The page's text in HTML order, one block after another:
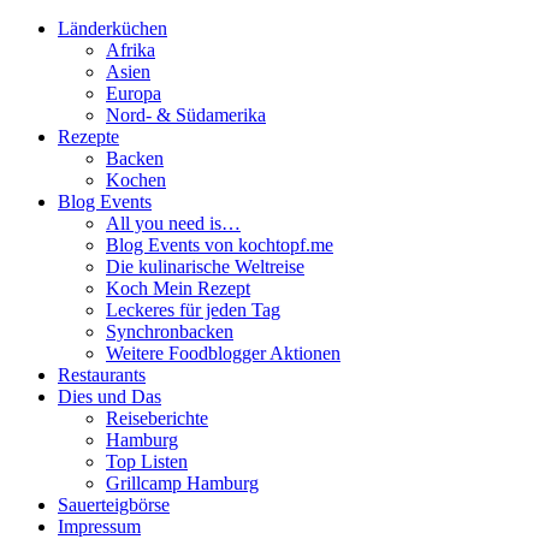
Länderküchen
Afrika
Asien
Europa
Nord- & Südamerika
Rezepte
Backen
Kochen
Blog Events
All you need is…
Blog Events von kochtopf.me
Die kulinarische Weltreise
Koch Mein Rezept
Leckeres für jeden Tag
Synchronbacken
Weitere Foodblogger Aktionen
Restaurants
Dies und Das
Reiseberichte
Hamburg
Top Listen
Grillcamp Hamburg
Sauerteigbörse
Impressum